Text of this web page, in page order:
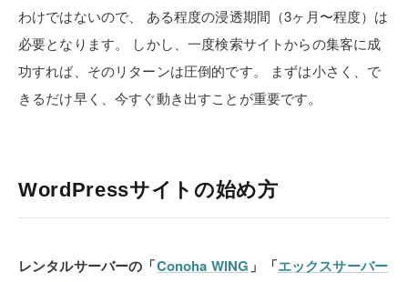
わけではないので、
ある程度の浸透期間（3ヶ月〜程度）は
必要となります。
しかし、一度検索サイトからの集客に成
功すれば、そのリターンは圧倒的です。
まずは小さく、で
きるだけ早く、今すぐ動き出すことが重要です。
WordPressサイトの始め方
レンタルサーバーの「Conoha WING 」「エックスサーバー